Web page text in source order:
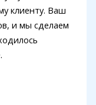
клиенту. Ваш
и мы сделаем